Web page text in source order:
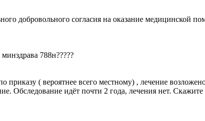
добровольного согласия на оказание медицинской
788н?????
( вероятнее всего местному) , лечение
Обследование идёт почти 2 года, лечения нет.